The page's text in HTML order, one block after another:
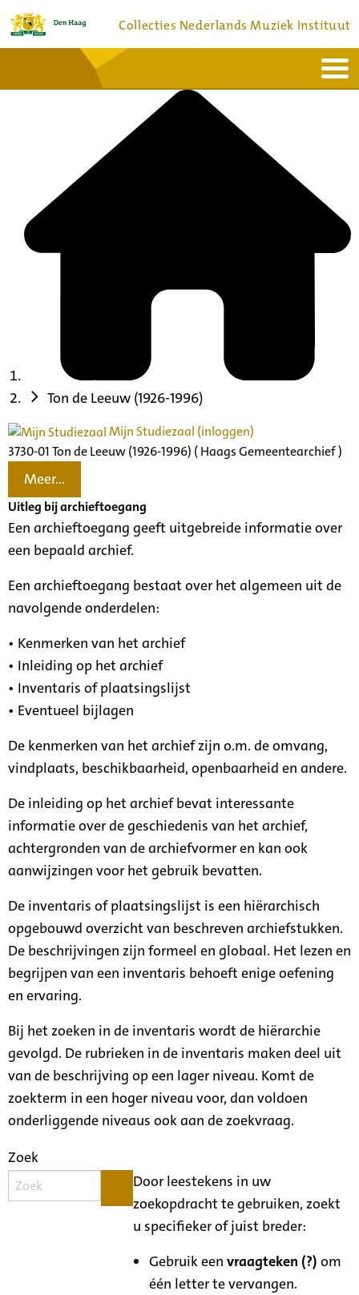
Collecties Nederlands Muziek Instituut
Bronnen en collecties
Ton de Leeuw (1926-1996)
Mijn Studiezaal (inloggen)
3730-01 Ton de Leeuw (1926-1996) ( Haags Gemeentearchief )
Meer...
Uitleg bij archieftoegang
Een archieftoegang geeft uitgebreide informatie over
een bepaald archief.
Een archieftoegang bestaat over het algemeen uit de
navolgende onderdelen:
• Kenmerken van het archief
• Inleiding op het archief
• Inventaris of plaatsingslijst
• Eventueel bijlagen
De kenmerken van het archief zijn o.m. de omvang,
vindplaats, beschikbaarheid, openbaarheid en andere.
De inleiding op het archief bevat interessante
informatie over de geschiedenis van het archief,
achtergronden van de archiefvormer en kan ook
aanwijzingen voor het gebruik bevatten.
De inventaris of plaatsingslijst is een hiërarchisch
opgebouwd overzicht van beschreven archiefstukken.
De beschrijvingen zijn formeel en globaal. Het lezen en
begrijpen van een inventaris behoeft enige oefening
en ervaring.
Bij het zoeken in de inventaris wordt de hiërarchie
gevolgd. De rubrieken in de inventaris maken deel uit
van de beschrijving op een lager niveau. Komt de
zoekterm in een hoger niveau voor, dan voldoen
onderliggende niveaus ook aan de zoekvraag.
Zoek
Door leestekens in uw
zoekopdracht te gebruiken, zoekt
u specifieker of juist breder:
Gebruik eenvraagteken (?) om
één letter te vervangen.